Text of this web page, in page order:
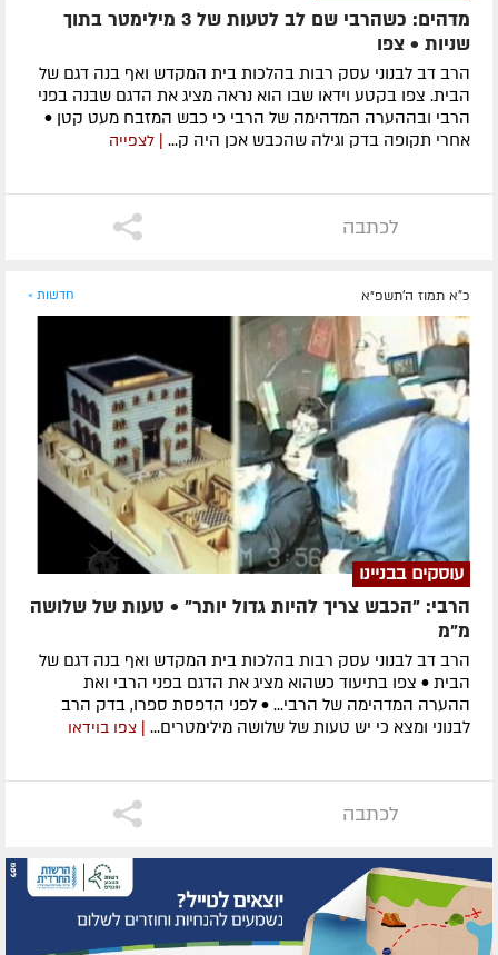
מדהים: כשהרבי שם לב לטעות של 3 מילימטר בתוך
שניות • צפו
הרב דב לבנוני עסק רבות בהלכות בית המקדש ואף בנה דגם של
הבית. צפו בקטע וידאו שבו הוא נראה מציג את הדגם שבנה בפני
הרבי ובההערה המדהימה של הרבי כי כבש המזבח מעט קטן •
אחרי תקופה בדק וגילה שהכבש אכן היה ק... | לצפייה
לכתבה
כ"א תמוז ה׳תשפ״א חדשות »
עוסקים בבניינו
הרבי: "הכבש צריך להיות גדול יותר" • טעות של שלושה
מ"מ
הרב דב לבנוני עסק רבות בהלכות בית המקדש ואף בנה דגם של
הבית • צפו בתיעוד כשהוא מציג את הדגם בפני הרבי ואת
ההערה המדהימה של הרבי... • לפני הדפסת ספרו, בדק הרב
לבנוני ומצא כי יש טעות של שלושה מילימטרים...
| צפו בוידאו
לכתבה